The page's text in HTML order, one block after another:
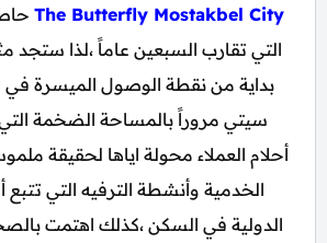
The Butterfly Mostakbel City
التي تقارب السبعين عاماً ،لذا ستجد
بداية من نقطة الوصول الميسرة
سيتي مروراً بالمساحة الضخمة
أحلام العملاء محولة اياها لحقيقة
الخدمية وأنشطة الترفيه التي تتبع
الدولية في السكن ،كذلك اهتمت